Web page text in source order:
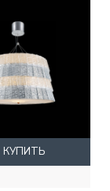
КУПИТЬ